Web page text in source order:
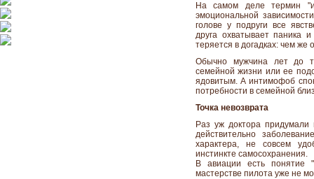
На самом деле термин
эмоциональной
голове у подруги все
друга охватывает паника
теряется в догадках: чем же
Обычно мужчина лет до
семейной жизни или ее
ядовитым. А интимофоб
потребности в семейной
Точка невозврата
Раз уж доктора
действительно
характера, не совсем
инстинкте самосохранения.
В авиации есть понятие
мастерстве пилота уже не